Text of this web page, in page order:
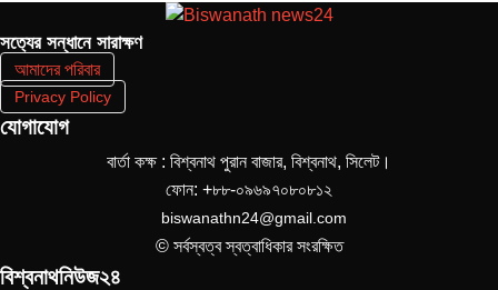
সত‌্যের সন্ধানে সারাক্ষণ
আমাদের পরিবার
Privacy Policy
যোগাযোগ
বার্তা কক্ষ : বিশ্বনাথ পুরান বাজার, বিশ্বনাথ, সিলেট।
ফোন: +৮৮-০৯৬৯৭০৮০৮১২
biswanathn24@gmail.com
© সর্বস্বত্ব স্বত্বাধিকার সংরক্ষিত
বিশ্বনাথনিউজ২৪